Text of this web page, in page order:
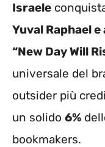
Israele
Yuval Raphael
“New Day Will
universale del
outsider più
un solido 6%
bookmakers.